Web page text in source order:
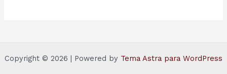
Copyright © 2026 | Powered by Tema Astra para WordPress